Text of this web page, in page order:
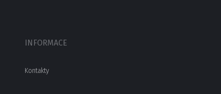
INFORMACE
Kontakty